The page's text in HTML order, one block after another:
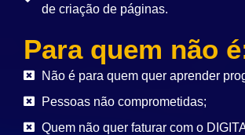
de criação de páginas.
Para quem não
Não é para quem quer aprender
Pessoas não comprometidas;
Quem não quer faturar com o